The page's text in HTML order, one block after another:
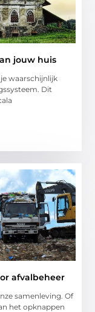
jouw huis
waarschijnlijk
Dit
afvalbeheer
samenleving. Of
het opknappen